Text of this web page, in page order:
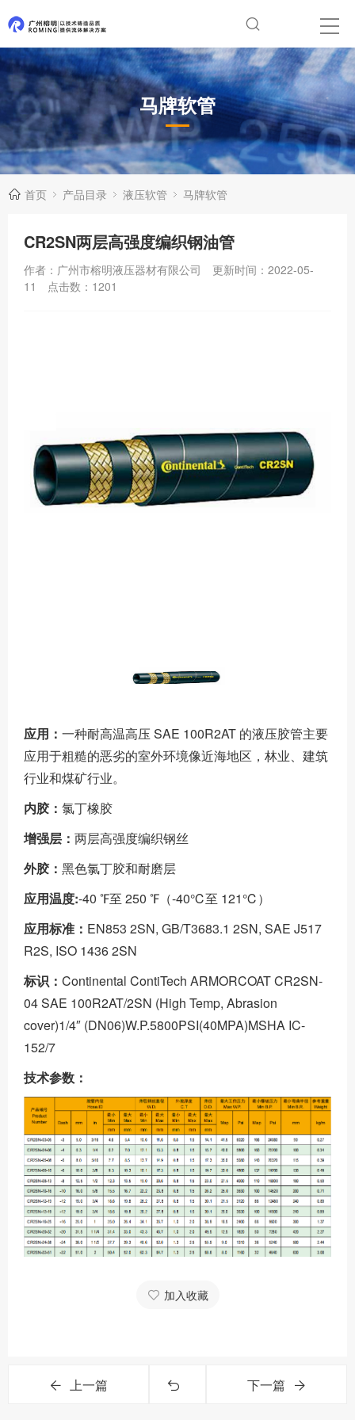
马牌软管
首页 产品目录 液压软管 马牌软管
CR2SN两层高强度编织钢油管
作者：广州市榕明液压器材有限公司
更新时间：2022-05-
11
点击数： 1201
应用： 一种耐高温高压 SAE 100R2AT 的液压胶管主要
应用于粗糙的恶劣的室外环境像近海地区，林业、建筑
行业和煤矿行业。
内胶： 氯丁橡胶
增强层： 两层高强度编织钢丝
外胶： 黑色氯丁胶和耐磨层
应用温度:-40 ℉至 250 ℉（-40℃至 121℃）
应用标准： EN853 2SN, GB/T3683.1 2SN, SAE J517
R2S, ISO 1436 2SN
标识： Continental ContiTech ARMORCOAT CR2SN-
04 SAE 100R2AT/2SN (High Temp, Abrasion
cover)1/4″ (DN06)W.P.5800PSI(40MPA)MSHA IC-
152/7
技术参数：
加入收藏
上一篇 下一篇